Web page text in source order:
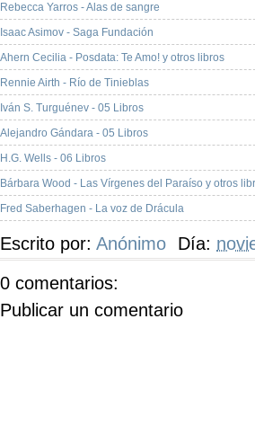
Rebecca Yarros - Alas de sangre
Isaac Asimov - Saga Fundación
Ahern Cecilia - Posdata: Te Amo! y otros libros
Rennie Airth - Río de Tinieblas
Iván S. Turguénev - 05 Libros
Alejandro Gándara - 05 Libros
H.G. Wells - 06 Libros
Bárbara Wood - Las Vírgenes del Paraíso y otros
Fred Saberhagen - La voz de Drácula
Escrito por: Anónimo Día:
0 comentarios:
Publicar un comentario